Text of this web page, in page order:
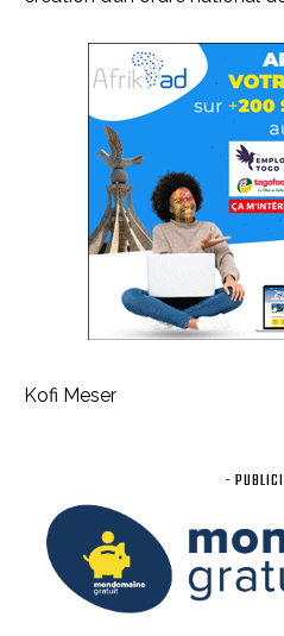
Kofi Meser
-